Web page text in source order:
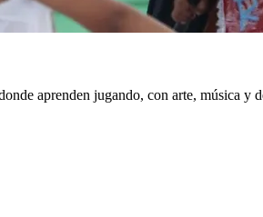
aprenden jugando, con arte, música